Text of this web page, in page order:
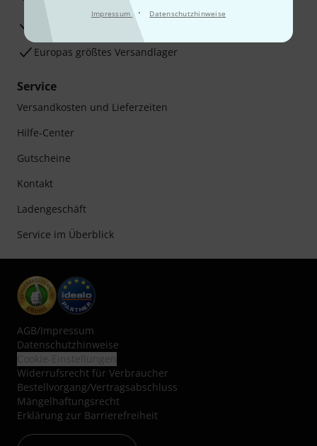
Impressum · Datenschutzhinweise
Zufriedenheitsgarantie
Europas größtes Versandlager
Service
Versandkosten und Lieferzeiten
Hilfe-Center
Gutscheine
Kontakt
Ladengeschäft
Service im Überblick
AGB/Impressum
Datenschutzhinweise
Widerrufsrecht für Verbraucher
Bestellvorgang/Vertragsabschluss
Mängelhaftungsrecht
Erklärung zur Barrierefreiheit